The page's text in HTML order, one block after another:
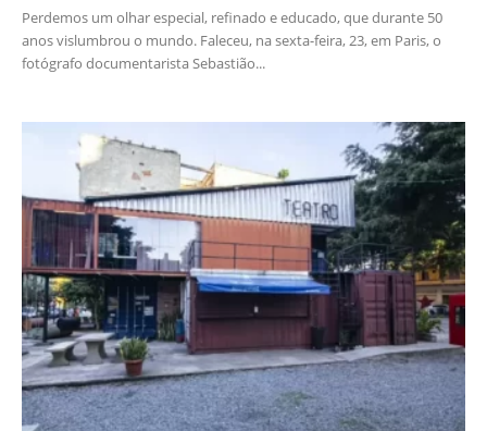
Perdemos um olhar especial, refinado e educado, que durante 50
anos vislumbrou o mundo. Faleceu, na sexta-feira, 23, em Paris, o
fotógrafo documentarista Sebastião...